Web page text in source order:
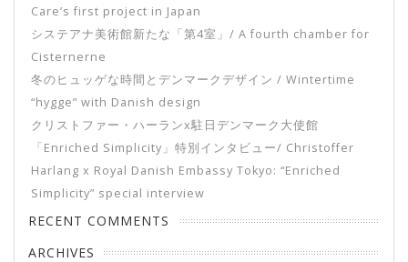
Care’s first project in Japan
システアナ美術館新たな「第4室」/ A fourth chamber for
Cisternerne
冬のヒュッゲな時間とデンマークデザイン / Wintertime
“hygge” with Danish design
クリストファー・ハーランx駐日デンマーク大使館
「Enriched Simplicity」特別インタビュー/ Christoffer
Harlang x Royal Danish Embassy Tokyo: “Enriched
Simplicity” special interview
RECENT COMMENTS
ARCHIVES